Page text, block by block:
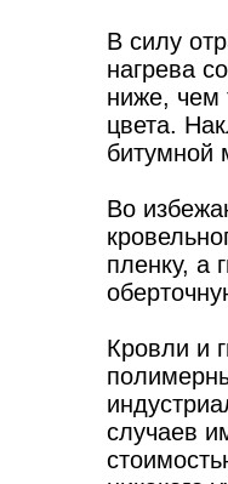
В силу
нагрева
ниже, чем
цвета.
битумной
Во
пленку, а
Кровли и
случаев